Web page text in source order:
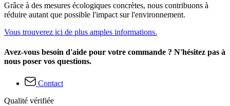
Grâce à des mesures écologiques concrètes, nous contribuons à
réduire autant que possible l'impact sur l'environnement.
Vous trouverez ici de plus amples informations.
Avez-vous besoin d'aide pour votre commande ? N'hésitez pas à
nous poser vos questions.
Contact
Qualité vérifiée